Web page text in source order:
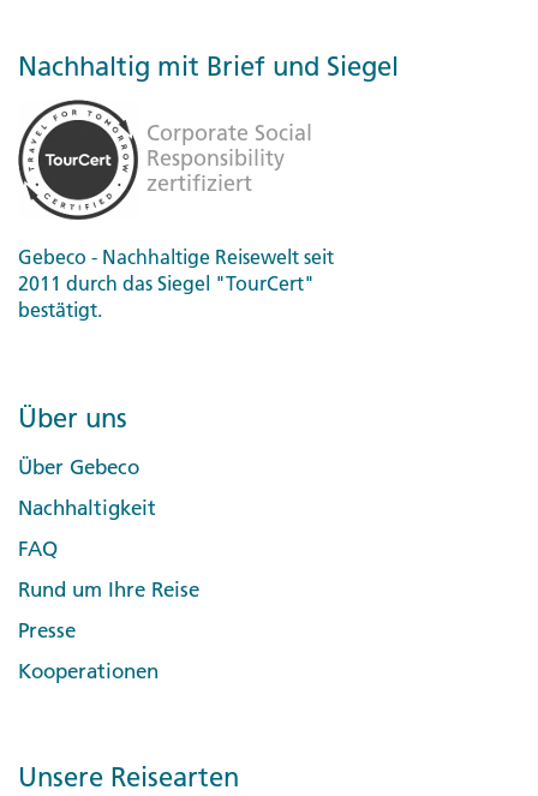
Nachhaltig mit Brief und Siegel
Gebeco - Nachhaltige Reisewelt seit
2011 durch das Siegel "TourCert"
bestätigt.
Über uns
Über Gebeco
Nachhaltigkeit
FAQ
Rund um Ihre Reise
Presse
Kooperationen
Unsere Reisearten